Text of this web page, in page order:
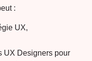
:
UX,
UX Designers pour